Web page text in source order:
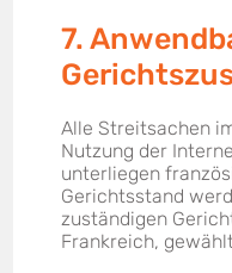
7.
Alle Streitsachen
Nutzung der
unterliegen
Gerichtsstand
zuständigen
Frankreich,